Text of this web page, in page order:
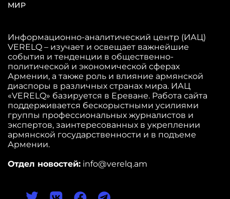
МИР
Информационно-аналитический центр (ИАЦ)
VERELQ – изучает и освещает важнейшие
события и тенденции в общественно-
политической и экономической сферах
Армении, а также роль и влияние армянской
диаспоры в различных странах мира. ИАЦ
«VERELQ» базируется в Ереване. Работа сайта
поддерживается бескорыстными усилиями
группы профессиональных журналистов и
экспертов, заинтересованных в укреплении
армянской государственности и в подъеме
Армении.
Отдел новостей: info@verelq.am